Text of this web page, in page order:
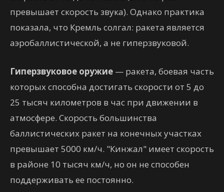
превышает скорость звука). Однако практика
показала, что Кремль солгал: ракета является
аэробаллистической, а не гиперзвуковой.
Гиперзвуковое оружие — ракета, боевая часть
которых способна достигать скорости от 5 до
25 тысяч километров в час при движении в
атмосфере. Скорость большинства
баллистических ракет на конечных участках
превышает 5000 км/ч. "Кинжал" имеет скорость
в районе 10 тысяч км/ч, но он не способен
поддерживать ее постоянно.